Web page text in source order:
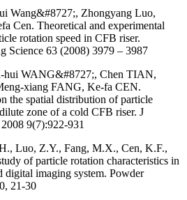
Wang&#8727;, Zhongyang Luo,
Cen. Theoretical and experimental
rotation speed in CFB riser.
Science 63 (2008) 3979 – 3987
hui WANG&#8727;, Chen TIAN,
xiang FANG, Ke-fa CEN.
the spatial distribution of particle
zone of a cold CFB riser. J
9(7):922-931
Luo, Z.Y., Fang, M.X., Cen, K.F.,
of particle rotation characteristics in
digital imaging system. Powder
21-30